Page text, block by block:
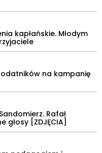
kapłańskie. Młodym
na kampanię
Rafał
głosy [ZDJĘCIA]